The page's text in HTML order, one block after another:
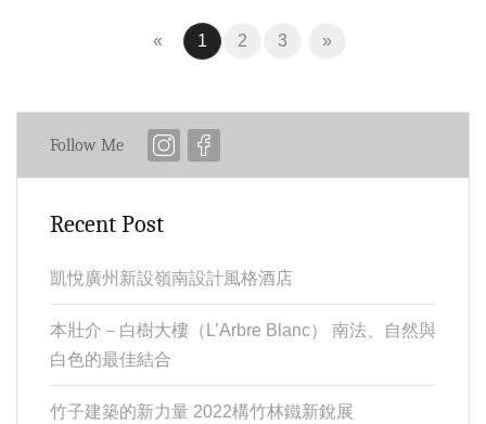
«Previous
1 (current)
2 3 »Next
Follow Me
Recent Post
凱悅廣州新設嶺南設計風格酒店
本壯介－白樹大樓（L’Arbre Blanc） 南法、自然與
白色的最佳結合
竹子建築的新力量 2022構竹林鐵新銳展